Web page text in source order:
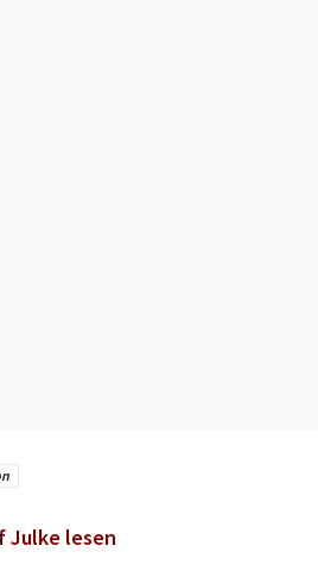
Julke lesen